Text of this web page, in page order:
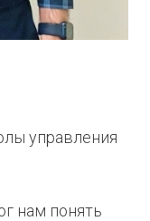
управления
нам понять